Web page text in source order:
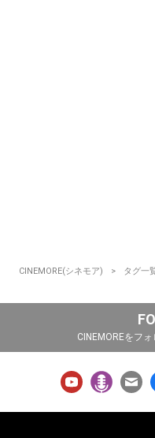
CINEMORE(シネモア) タグ一
CINEMOREをフ